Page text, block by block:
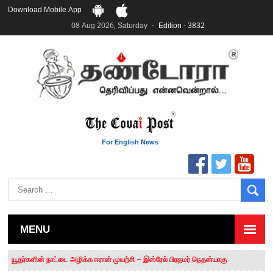
Download Mobile App
08 Aug 2026, Saturday
Edition - 3832
For English News
MENU
யூதர்களின் நாட்டை அழிக்க ஈரான் முயற்சி – இஸ்ரேல் பிரதமர் நெதன்யாகு
“மக்களால் நிராகரிக்கப்பட்டவர் ஸ்டாலின்!” – செங்கோட்டையன்